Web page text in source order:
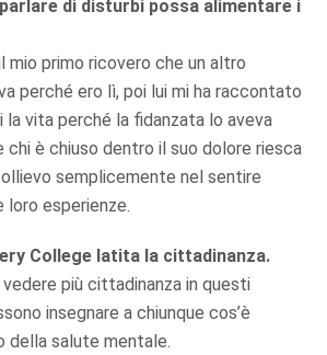
di disturbi possa alimentare i
mio primo ricovero che un altro
perché ero lì, poi lui mi ha raccontato
vita perché la fidanzata lo aveva
chi è chiuso dentro il suo dolore riesca
semplicemente nel sentire
loro esperienze.
College latita la cittadinanza.
più cittadinanza in questi
insegnare a chiunque cos’è
della salute mentale.